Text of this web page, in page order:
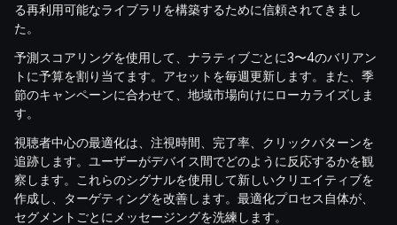
る再利用可能なライブラリを構築するために信頼されてきまし
た。
予測スコアリングを使用して、ナラティブごとに3〜4のバリアン
トに予算を割り当てます。アセットを毎週更新します。また、季
節のキャンペーンに合わせて、地域市場向けにローカライズしま
す。
視聴者中心の最適化は、注視時間、完了率、クリックパターンを
追跡します。ユーザーがデバイス間でどのように反応するかを観
察します。これらのシグナルを使用して新しいクリエイティブを
作成し、ターゲティングを改善します。最適化プロセス自体が、
セグメントごとにメッセージングを洗練します。